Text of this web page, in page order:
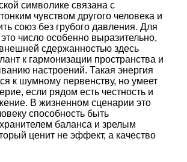
символике связана с
чувством другого человека и
союз без грубого давления. Для
число особенно выразительно,
сдержанностью здесь
к гармонизации пространства и
настроений. Такая энергия
к шумному первенству, но умеет
если рядом есть честность и
В жизненном сценарии это
способность быть
баланса и зрелым
ценит не эффект, а качество